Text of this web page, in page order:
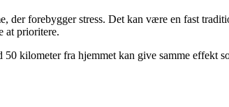
der forebygger stress. Det kan være en fast
at prioritere.
kilometer fra hjemmet kan give samme effekt